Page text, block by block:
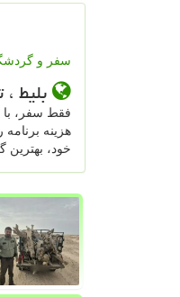
سفر و
بلیط
فقط سفر، با
هزینه
خود، بهترین